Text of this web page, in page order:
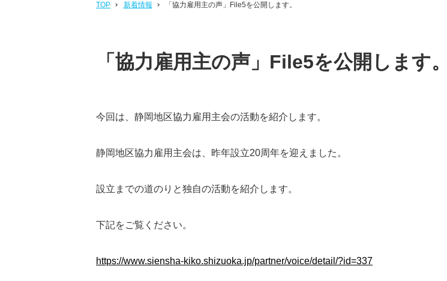
TOP 新着情報 「協力雇用主の声」File5を公開します。
「協力雇用主の声」File5を公開します。
今回は、静岡地区協力雇用主会の活動を紹介します。
静岡地区協力雇用主会は、昨年設立20周年を迎えました。
設立までの道のりと独自の活動を紹介します。
下記をご覧ください。
https://www.siensha-kiko.shizuoka.jp/partner/voice/detail/?id=337